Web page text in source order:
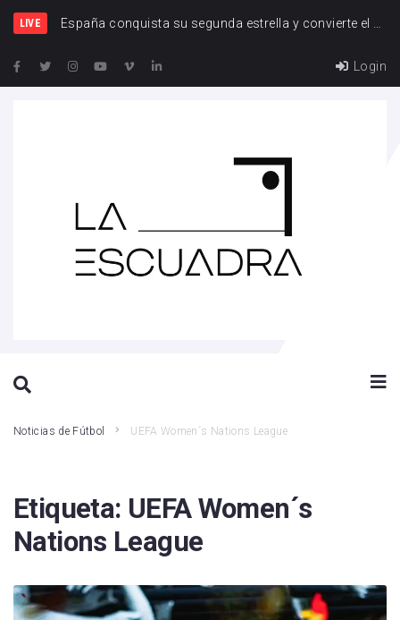
LIVE Es
Login
Noticias de Fútbol UEFA Women´s Nations League
Etiqueta: UEFA Women´s
Nations League